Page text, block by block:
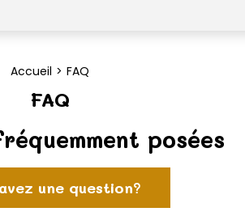
Accueil FAQ
FAQ
posées
une question?